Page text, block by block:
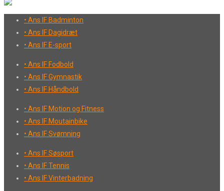
• Ans IF Badminton
• Ans IF Dagidræt
• Ans IF E-sport
• Ans IF Fodbold
• Ans IF Gymnastik
• Ans IF Håndbold
• Ans IF Motion og Fitness
• Ans IF Moutainbike
• Ans IF Svømning
• Ans IF Søsport
• Ans IF Tennis
• Ans IF Vinterbadning